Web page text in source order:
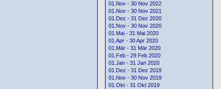
01.Nov - 30 Nov 2022
01.Nov - 30 Nov 2021
01.Dez - 31 Dez 2020
01.Nov - 30 Nov 2020
01.Mai - 31 Mai 2020
01.Apr - 30 Apr 2020
01.Mär - 31 Mär 2020
01.Feb - 29 Feb 2020
01.Jan - 31 Jan 2020
01.Dez - 31 Dez 2019
01.Nov - 30 Nov 2019
01.Okt - 31 Okt 2019